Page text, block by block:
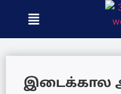
இடைக்கால